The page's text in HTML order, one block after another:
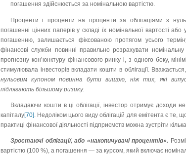
погашення здійснюється за номінальною вартістю.
Проценти і проценти на проценти за облігаціями з
погашенні цінних паперів у складі їх номінальної вартості або
погашенню, залишається фіксованою протягом усього
фінансові служби повинні правильно розрахувати
прогнозну кон’юнктуру фінансового ринку і, з одного боку,
стимулювала інвесторів вкладати кошти в облігації.
нульовим купоном повинна бути вищою, ніж тих, які
підлягають більшому ризику.
Вкладаючи кошти в ці облігації, інвестор отримує доходи
капіталу[70] . Недоліком цього виду облігацій для емітента є
практиці фінансової діяльності підприємств можна зустріти
Зростаючі облігації, або «накопичувачі процентів».
вартістю (100 %), а погашення — за курсом, який включає